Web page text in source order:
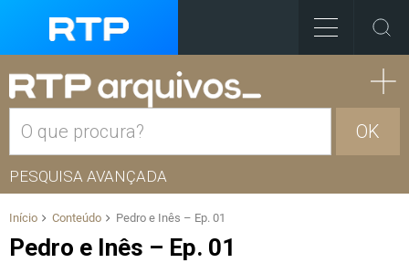
OK
PESQUISA AVANÇADA
Início Conteúdo Pedro e Inês – Ep. 01
Pedro e Inês – Ep. 01